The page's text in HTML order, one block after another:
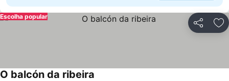
Partilhar
Escolha popular
O balcón da ribeira